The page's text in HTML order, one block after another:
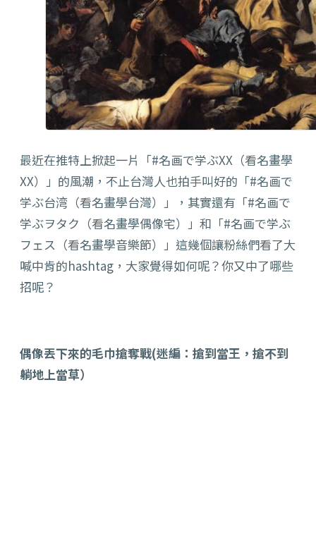
最近在推特上掀起一片「#名画で学ぶXX（看名畫學
XX） 」的風潮，不止台灣人也拍手叫好的 「#名画で
学ぶ台湾（看名畫學台灣）」，其實還有「#名画で
学ぶヲタク（看名畫學偶像宅）」和「#名画で学ぶ
フェス（看名畫學音樂節）」這幾個讓粉絲們看了大
喊中肯的hashtag，大家覺得如何呢？你又中了哪些
招呢？
偶像丟下來的毛巾搶奪戰(迷編：搶到當王，搶不到
躺地上當草）